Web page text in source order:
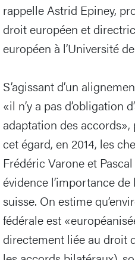
rappelle Astrid Epiney,
droit européen et
européen à l’Université
S’agissant d’un
«il n’y a pas d’obligation
adaptation des
cet égard, en 2014, les
Frédéric Varone et
évidence l’importance
suisse. On estime
fédérale est
directement liée au droit